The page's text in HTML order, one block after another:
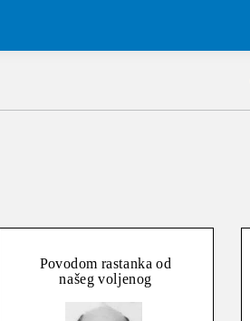
Povodom rastanka od
našeg voljenog